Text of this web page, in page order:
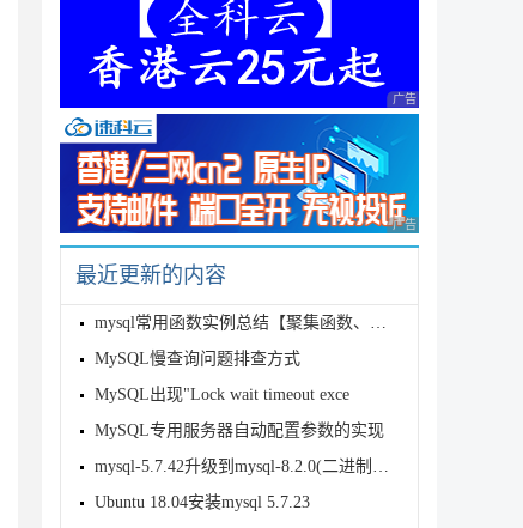
广告 商业广告，理性
广告 商业广告，理性
最近更新的内容
mysql常用函数实例总结【聚集函数、字符串、数值、时间日期处理等】
MySQL慢查询问题排查方式
MySQL出现"Lock wait timeout exce
MySQL专用服务器自动配置参数的实现
mysql-5.7.42升级到mysql-8.2.0(二进制方式)
Ubuntu 18.04安装mysql 5.7.23